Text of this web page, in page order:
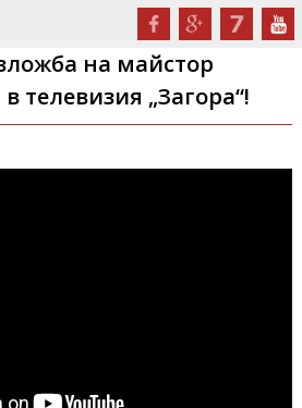
на майстор
телевизия „Загора“!